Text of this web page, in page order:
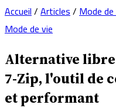
Accueil/Articles/Mode
Mode de vie
Alternative libre
7-Zip, l'outil de
et performant